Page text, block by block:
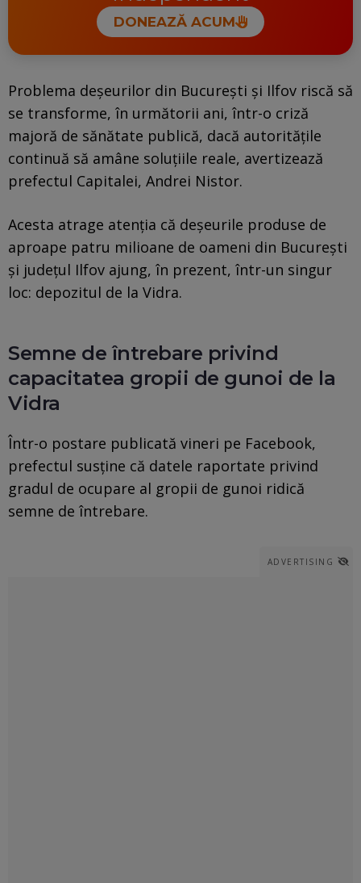
DONEAZĂ ACUM
Problema deșeurilor din București și Ilfov riscă să
se transforme, în următorii ani, într-o criză
majoră de sănătate publică, dacă autoritățile
continuă să amâne soluțiile reale, avertizează
prefectul Capitalei, Andrei Nistor.
Acesta atrage atenția că deșeurile produse de
aproape patru milioane de oameni din București
și județul Ilfov ajung, în prezent, într-un singur
loc: depozitul de la Vidra.
Semne de întrebare privind
capacitatea gropii de gunoi de la
Vidra
Într-o postare publicată vineri pe Facebook,
prefectul susține că datele raportate privind
gradul de ocupare al gropii de gunoi ridică
semne de întrebare.
ADVERTISING